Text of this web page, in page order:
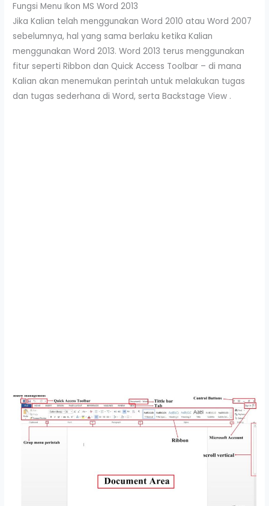
Fungsi Menu Ikon MS Word 2013
Jika Kalian telah menggunakan Word 2010 atau Word 2007
sebelumnya, hal yang sama berlaku ketika Kalian
menggunakan Word 2013. Word 2013 terus menggunakan
fitur seperti Ribbon dan Quick Access Toolbar – di mana
Kalian akan menemukan perintah untuk melakukan tugas
dan tugas sederhana di Word, serta Backstage View .